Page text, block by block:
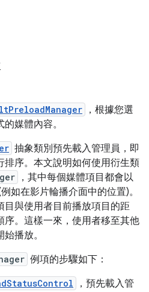
，根據您選
媒體內容。
抽象類別預先載入管理員，即
排序。本文說明如何使用衍生類
，其中每個媒體項目都會以
如在影片輪播介面中的位置)。
目與使用者目前播放項目的距
序。這樣一來，使用者移至其他
播放。
例項的步驟如下：
，預先載入管